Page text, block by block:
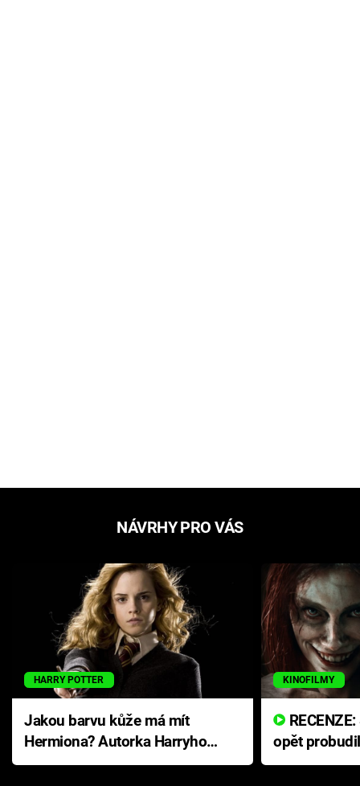
NÁVRHY PRO VÁS
HARRY POTTER
Jakou barvu kůže má mít
Hermiona? Autorka Harryho
Pottera přišla s ráznou
KINOFILMY
opět
přichází s